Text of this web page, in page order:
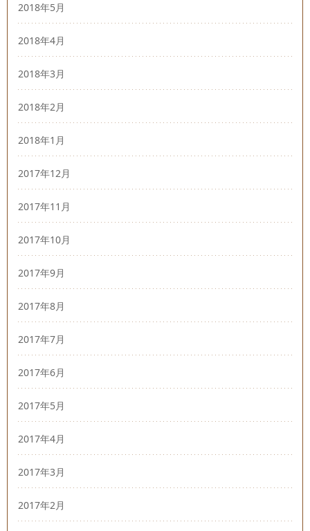
2018年5月
2018年4月
2018年3月
2018年2月
2018年1月
2017年12月
2017年11月
2017年10月
2017年9月
2017年8月
2017年7月
2017年6月
2017年5月
2017年4月
2017年3月
2017年2月